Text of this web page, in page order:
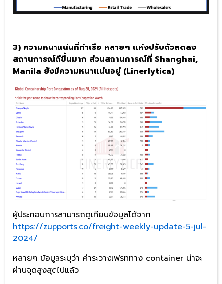
3) ความหนาแน่นที่ท่าเรือ หลายๆ แห่งปรับตัวลดลง
สถานการณ์ดีขึ้นมาก ส่วนสถานการณ์ที่ Shanghai,
Manila ยังมีความหนาแน่นอยู่ (Linerlytica)
ผู้ประกอบการสามารถดูเทียบข้อมูลได้จาก
https://zupports.co/freight-weekly-update-5-jul-
2024/
หลายๆ ข้อมูลระบุว่า ค่าระวางเฟรททาง container น่าจะ
ผ่านจุดสูงสุดไปแล้ว